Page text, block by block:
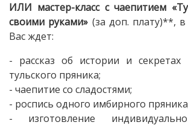
ИЛИ мастер-класс с чаепитием
своими руками» (за доп. плату)**,
Вас ждет:
- рассказ об истории и секретах
тульского пряника;
- чаепитие со сладостями;
- роспись одного имбирного
- изготовление